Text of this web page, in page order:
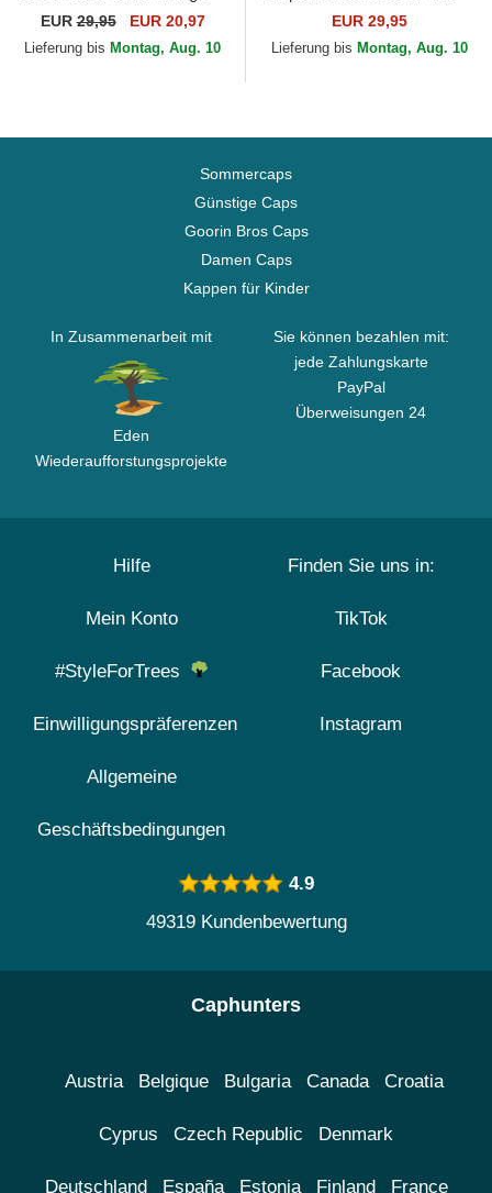
Embroidered Drop Kick
Green von Superdry
EUR29,95 EUR 20,97
Lieferung bis Montag, Aug. 10
Bahamas HFT von Coastal
EUR 29,95
Lieferung bis Montag, Aug. 10
Sommercaps
Günstige Caps
Goorin Bros Caps
Damen Caps
Kappen für Kinder
In Zusammenarbeit mit
Eden
Wiederaufforstungsprojekte
Sie können bezahlen mit:
jede Zahlungskarte
PayPal
Überweisungen 24
Hilfe
Mein Konto
#StyleForTrees
Einwilligungspräferenzen
Allgemeine
Geschäftsbedingungen
Finden Sie uns in:
TikTok
Facebook
Instagram
4.9
49319 Kundenbewertung
Caphunters
Austria Belgique Bulgaria Canada Croatia
Cyprus Czech Republic Denmark
Deutschland España Estonia Finland France